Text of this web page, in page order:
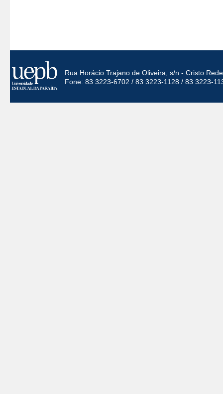
Rua Horácio Trajano de Oliveira, s/n - Cristo
Fone: 83 3223-6702 / 83 3223-1128 / 83 3223-